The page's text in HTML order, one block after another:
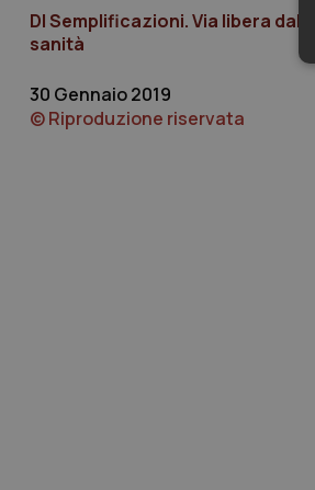
Dl Semplificazioni. Via libera dal
sanità
30 Gennaio 2019
© Riproduzione riservata